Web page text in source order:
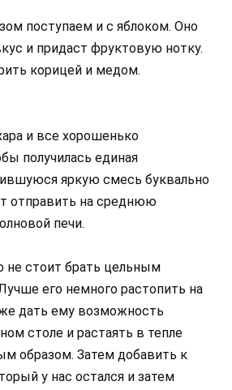
поступаем и с яблоком. Оно
и придаст фруктовую нотку.
корицей и медом.
и все хорошенько
получилась единая
яркую смесь буквально
отправить на среднюю
печи.
не стоит брать цельным
его немного растопить на
дать ему возможность
столе и растаять в тепле
образом. Затем добавить к
у нас остался и затем